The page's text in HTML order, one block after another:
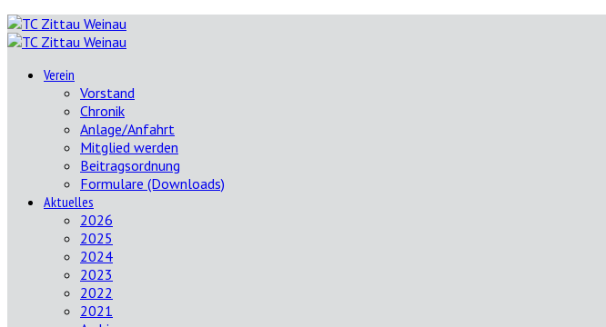
Verein
Vorstand
Chronik
Anlage/Anfahrt
Mitglied werden
Beitragsordnung
Formulare (Downloads)
Aktuelles
2026
2025
2024
2023
2022
2021